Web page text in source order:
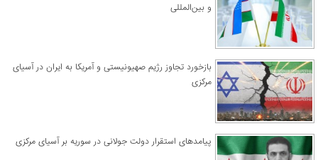
و بین‌المللی
​بازخورد تجاوز رژیم صهیونیستی و آمریکا به ایران در آسیای
مرکزی
پیامدهای استقرار دولت جولانی در سوریه بر آسیای مرکزی